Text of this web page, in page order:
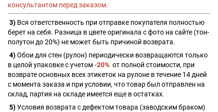
консультантом перед заказом.
3) Вся ответственность при отправке покупателя полностью
берет на себя. Разница в цвете оригинала с фото на сайте (тон-
полутон до 20%) не может быть причиной возврата.
4)Обои для стен (рулон) периодически возвращаются только
в целой упаковке с учетом-20% от полной стоимости, при
возврате основных всех этикеток на рулоне в течение 14 дней
с момента заказа и при условии, что товар был отправлен на
склад, партия на складе имеется еще в остатках.
5)Условия возврата с дефектом товара (заводским браком)